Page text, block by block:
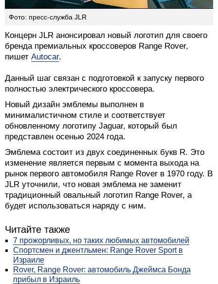
Фото: пресс-служба JLR
Концерн JLR анонсировал новый логотип для своего
бренда премиальных кроссоверов Range Rover,
пишет Autocar.
Данный шаг связан с подготовкой к запуску первого
полностью электрического кроссовера.
Новый дизайн эмблемы выполнен в
минималистичном стиле и соответствует
обновленному логотипу Jaguar, который был
представлен осенью 2024 года.
Эмблема состоит из двух соединенных букв R. Это
изменение является первым с момента выхода на
рынок первого автомобиля Range Rover в 1970 году. В
JLR уточнили, что новая эмблема не заменит
традиционный овальный логотип Range Rover, а
будет использоваться наряду с ним.
Читайте также
7 прожорливых, но таких любимых автомобилей
Спортсмен и джентльмен: Range Rover Sport в
Израиле
Rover, Range Rover: автомобиль Джеймса Бонда
прибыл в Израиль